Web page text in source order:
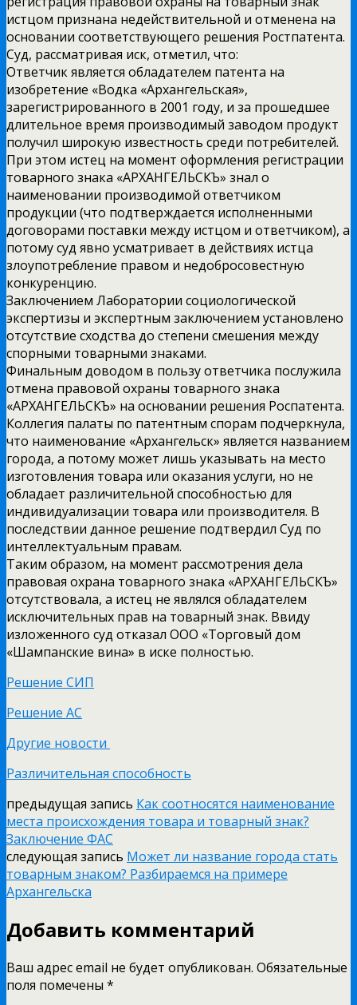
истцом признана недействительной и отменена на
основании соответствующего решения Ростпатента.
Суд, рассматривая иск, отметил, что:
Ответчик является обладателем патента на
изобретение «Водка «Архангельская»,
зарегистрированного в 2001 году, и за прошедшее
длительное время производимый заводом продукт
получил широкую известность среди потребителей.
При этом истец на момент оформления регистрации
товарного знака «АРХАНГЕЛЬСКЪ» знал о
наименовании производимой ответчиком
продукции (что подтверждается исполненными
договорами поставки между истцом и ответчиком), а
потому суд явно усматривает в действиях истца
злоупотребление правом и недобросовестную
конкуренцию.
Заключением Лаборатории социологической
экспертизы и экспертным заключением установлено
отсутствие сходства до степени смешения между
спорными товарными знаками.
Финальным доводом в пользу ответчика послужила
отмена правовой охраны товарного знака
«АРХАНГЕЛЬСКЪ» на основании решения Роспатента.
Коллегия палаты по патентным спорам подчеркнула,
что наименование «Архангельск» является названием
города, а потому может лишь указывать на место
изготовления товара или оказания услуги, но не
обладает различительной способностью для
индивидуализации товара или производителя. В
последствии данное решение подтвердил Суд по
интеллектуальным правам.
Таким образом, на момент рассмотрения дела
правовая охрана товарного знака «АРХАНГЕЛЬСКЪ»
отсутствовала, а истец не являлся обладателем
исключительных прав на товарный знак. Ввиду
изложенного суд отказал ООО «Торговый дом
«Шампанские вина» в иске полностью.
Решение СИП
Решение АС
Другие новости
Различительная способность
предыдущая запись Как соотносятся наименование
места происхождения товара и товарный знак?
Заключение ФАС
следующая запись Может ли название города стать
товарным знаком? Разбираемся на примере
Архангельска
Добавить комментарий
Ваш адрес email не будет опубликован. Обязательные
поля помечены *